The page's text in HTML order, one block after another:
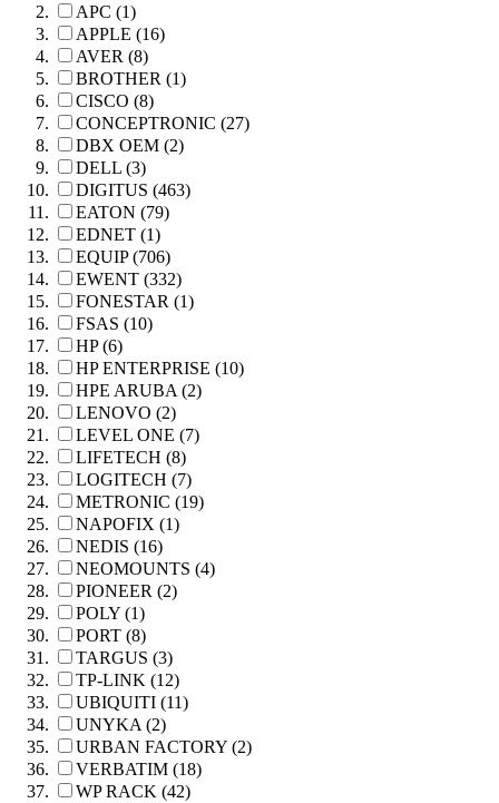
APC (1)
APPLE (16)
AVER (8)
BROTHER (1)
CISCO (8)
CONCEPTRONIC (27)
DBX OEM (2)
DELL (3)
DIGITUS (463)
EATON (79)
EDNET (1)
EQUIP (706)
EWENT (332)
FONESTAR (1)
FSAS (10)
HP (6)
HP ENTERPRISE (10)
HPE ARUBA (2)
LENOVO (2)
LEVEL ONE (7)
LIFETECH (8)
LOGITECH (7)
METRONIC (19)
NAPOFIX (1)
NEDIS (16)
NEOMOUNTS (4)
PIONEER (2)
POLY (1)
PORT (8)
TARGUS (3)
TP-LINK (12)
UBIQUITI (11)
UNYKA (2)
URBAN FACTORY (2)
VERBATIM (18)
WP RACK (42)